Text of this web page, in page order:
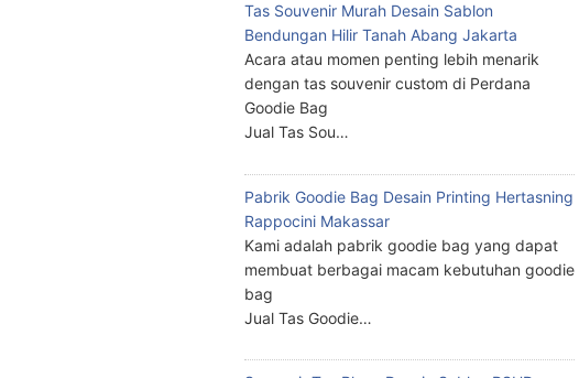
Tas Souvenir Murah Desain Sablon
Bendungan Hilir Tanah Abang Jakarta
Acara atau momen penting lebih menarik
dengan tas souvenir custom di Perdana
Goodie Bag
Jual Tas Sou…
Pabrik Goodie Bag Desain Printing Hertasning
Rappocini Makassar
Kami adalah pabrik goodie bag yang dapat
membuat berbagai macam kebutuhan goodie
bag
Jual Tas Goodie…